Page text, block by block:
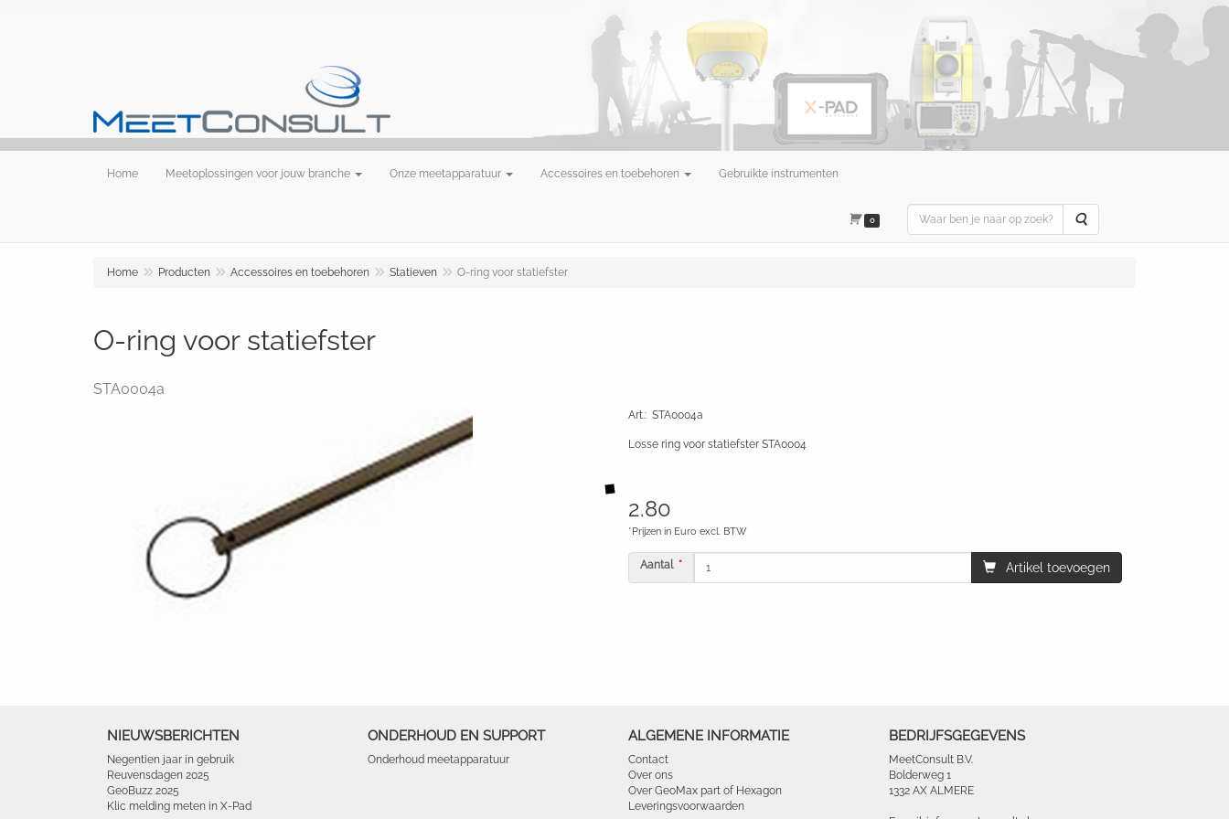
Home Meetoplossingen voor jouw branche Onze meetapparatuur Accessoires en toebehoren Gebruikte instrumenten
0 Zoeken
Home Producten Accessoires en toebehoren Statieven O-ring voor statiefster
O-ring voor statiefster
STA0004a
Art.: STA0004a
Losse ring voor statiefster STA0004
2.80
*Prijzen in Euro excl. BTW
Aantal Artikel toevoegen
NIEUWSBERICHTEN
Negentien jaar in gebruik
Reuvensdagen 2025
GeoBuzz 2025
Klic melding meten in X-Pad
ONDERHOUD EN SUPPORT
Onderhoud meetapparatuur
ALGEMENE INFORMATIE
Contact
Over ons
Over GeoMax part of Hexagon
Leveringsvoorwaarden
BEDRIJFSGEGEVENS
MeetConsult B.V.
Bolderweg 1
1332 AX ALMERE